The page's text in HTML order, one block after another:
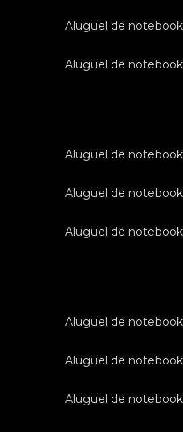
aluguel de
aluguel de
aluguel de
aluguel de
aluguel de
aluguel de
aluguel de
aluguel de